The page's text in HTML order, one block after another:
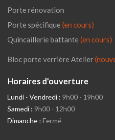
Porte rénovation
Porte spécifique (en cours)
Quincaillerie battante (en cours)
Bloc porte verrière Atelier
Horaires d'ouverture
Lundi - Vendredi : 9h00 - 19h00
Samedi : 9h00 - 12h00
Dimanche : Fermé